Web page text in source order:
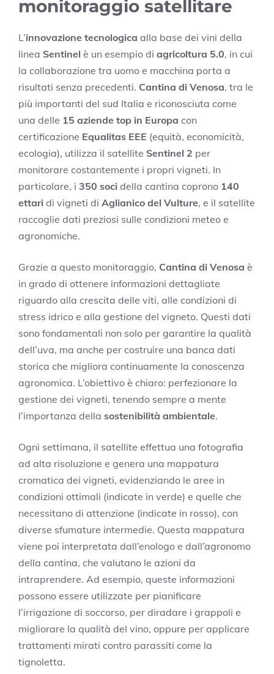
monitoraggio satellitare
L’innovazione tecnologica alla base dei vini della
linea Sentinel è un esempio di agricoltura 5.0, in cui
la collaborazione tra uomo e macchina porta a
risultati senza precedenti. Cantina di Venosa, tra le
più importanti del sud Italia e riconosciuta come
una delle 15 aziende top in Europa con
certificazione Equalitas EEE (equità, economicità,
ecologia), utilizza il satellite Sentinel 2 per
monitorare costantemente i propri vigneti. In
particolare, i 350 soci della cantina coprono 140
ettari di vigneti di Aglianico del Vulture, e il satellite
raccoglie dati preziosi sulle condizioni meteo e
agronomiche.
Grazie a questo monitoraggio, Cantina di Venosa è
in grado di ottenere informazioni dettagliate
riguardo alla crescita delle viti, alle condizioni di
stress idrico e alla gestione del vigneto. Questi dati
sono fondamentali non solo per garantire la qualità
dell’uva, ma anche per costruire una banca dati
storica che migliora continuamente la conoscenza
agronomica. L’obiettivo è chiaro: perfezionare la
gestione dei vigneti, tenendo sempre a mente
l’importanza della sostenibilità ambientale.
Ogni settimana, il satellite effettua una fotografia
ad alta risoluzione e genera una mappatura
cromatica dei vigneti, evidenziando le aree in
condizioni ottimali (indicate in verde) e quelle che
necessitano di attenzione (indicate in rosso), con
diverse sfumature intermedie. Questa mappatura
viene poi interpretata dall’enologo e dall’agronomo
della cantina, che valutano le azioni da
intraprendere. Ad esempio, queste informazioni
possono essere utilizzate per pianificare
l’irrigazione di soccorso, per diradare i grappoli e
migliorare la qualità del vino, oppure per applicare
trattamenti mirati contro parassiti come la
tignoletta.